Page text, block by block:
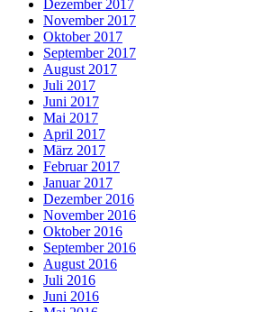
Dezember 2017
November 2017
Oktober 2017
September 2017
August 2017
Juli 2017
Juni 2017
Mai 2017
April 2017
März 2017
Februar 2017
Januar 2017
Dezember 2016
November 2016
Oktober 2016
September 2016
August 2016
Juli 2016
Juni 2016